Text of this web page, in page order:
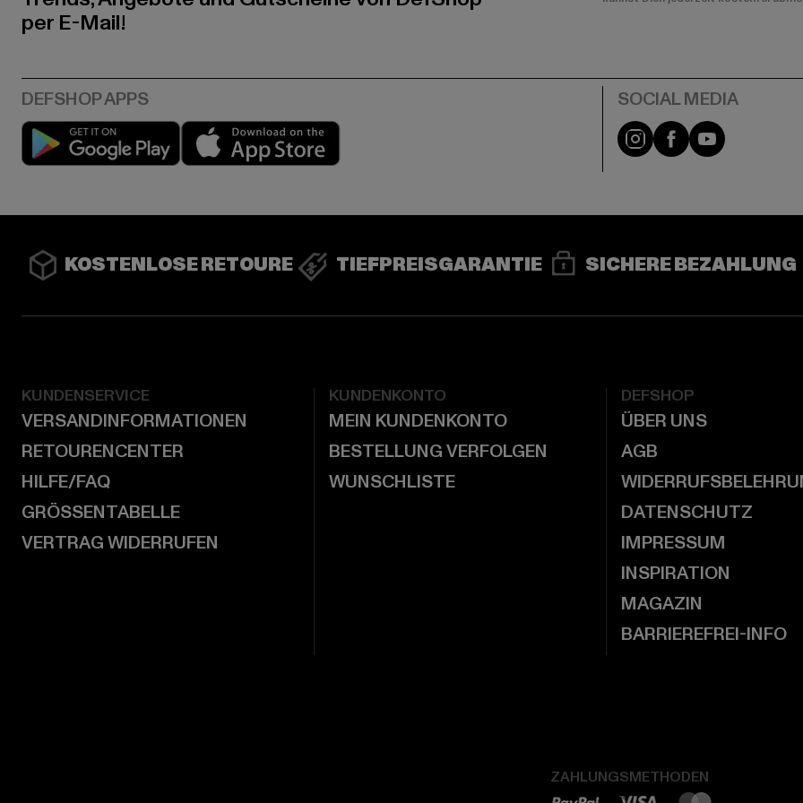
per E-Mail!
Play market Instagram
FacebookYouTube
KOSTENLOSE RETOURE TIEFPREISGARANTIE SICHERE BEZAHLUNG
KUNDENSERVICE
VERSANDINFORMATIONEN
RETOURENCENTER
HILFE/FAQ
GRÖSSENTABELLE
VERTRAG WIDERRUFEN
KUNDENKONTO
MEIN KUNDENKONTO
BESTELLUNG VERFOLGEN
WUNSCHLISTE
DEFSHOP
ÜBER UNS
AGB
DATENSCHUTZ
IMPRESSUM
INSPIRATION
MAGAZIN
BARRIEREFREI-INFO
ZAHLUNGSMETHODEN